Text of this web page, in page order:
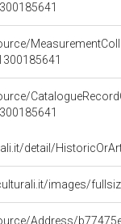
detail/
images/
Address/